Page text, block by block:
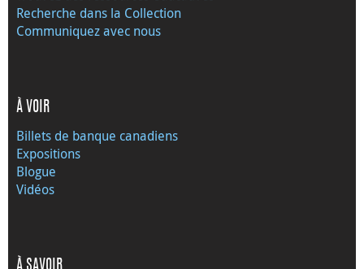
Recherche dans la Collection
Communiquez avec nous
À VOIR
Billets de banque canadiens
Expositions
Blogue
Vidéos